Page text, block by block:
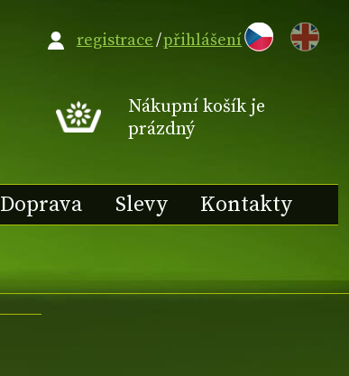
EN
Nákupní košík je
prázdný
Doprava Slevy Kontakty
registrace/přihlášení